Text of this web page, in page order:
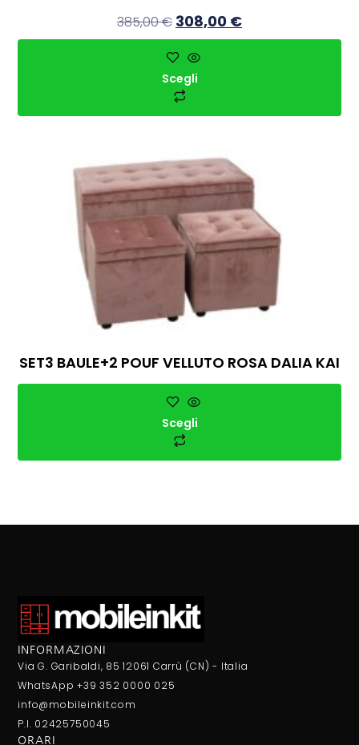
385,00€ 308,00 €
Scegli
SET3 BAULE+2 POUF VELLUTO ROSA DALIA KAI
Scegli
INFORMAZIONI
Via G. Garibaldi, 85 12061 Carrù (CN) - Italia
WhatsApp +39 352 0000 025
info@mobileinkit.com
P.I. 02425750045
ORARI